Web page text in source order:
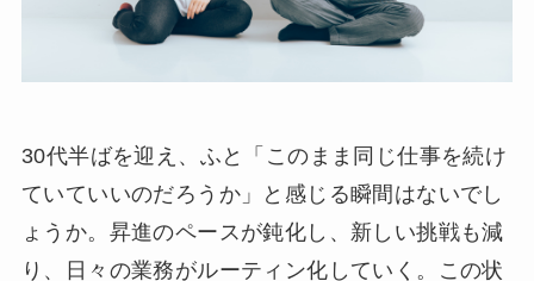
30代半ばを迎え、ふと「このまま同じ仕事を続け
ていていいのだろうか」と感じる瞬間はないでし
ょうか。昇進のペースが鈍化し、新しい挑戦も減
り、日々の業務がルーティン化していく。この状